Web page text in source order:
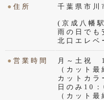
●住所 千葉県市
(京成八幡
雨の日でも
北口エレベ
●営業時間
月～土祝
（カット
カットカラ
日のみ10
（カット